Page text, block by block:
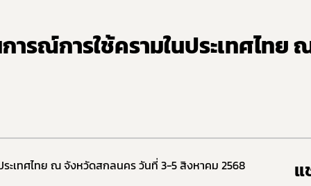
ารณ์การใช้ครามในประเทศไทย
ระเทศไทย ณ จังหวัดสกลนคร วันที่ 3-5 สิงหาคม 2568 แ